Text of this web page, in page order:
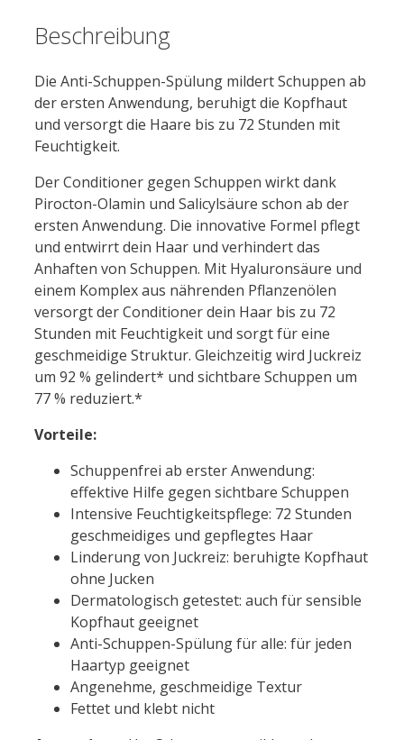
Beschreibung
Die Anti-Schuppen-Spülung mildert Schuppen ab
der ersten Anwendung, beruhigt die Kopfhaut
und versorgt die Haare bis zu 72 Stunden mit
Feuchtigkeit.
Der Conditioner gegen Schuppen wirkt dank
Pirocton-Olamin und Salicylsäure schon ab der
ersten Anwendung. Die innovative Formel pflegt
und entwirrt dein Haar und verhindert das
Anhaften von Schuppen. Mit Hyaluronsäure und
einem Komplex aus nährenden Pflanzenölen
versorgt der Conditioner dein Haar bis zu 72
Stunden mit Feuchtigkeit und sorgt für eine
geschmeidige Struktur. Gleichzeitig wird Juckreiz
um 92 % gelindert* und sichtbare Schuppen um
77 % reduziert.*
Vorteile:
Schuppenfrei ab erster Anwendung:
effektive Hilfe gegen sichtbare Schuppen
Intensive Feuchtigkeitspflege: 72 Stunden
geschmeidiges und gepflegtes Haar
Linderung von Juckreiz: beruhigte Kopfhaut
ohne Jucken
Dermatologisch getestet: auch für sensible
Kopfhaut geeignet
Anti-Schuppen-Spülung für alle: für jeden
Haartyp geeignet
Angenehme, geschmeidige Textur
Fettet und klebt nicht